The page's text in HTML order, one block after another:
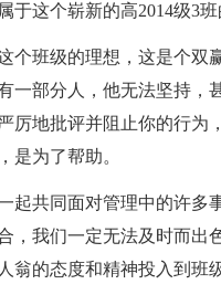
这个崭新的高2014级3班
个班级的理想，这是个双
一部分人，他无法坚持，
厉地批评并阻止你的行为
是为了帮助。
起共同面对管理中的许多
，我们一定无法及时而出
翁的态度和精神投入到班